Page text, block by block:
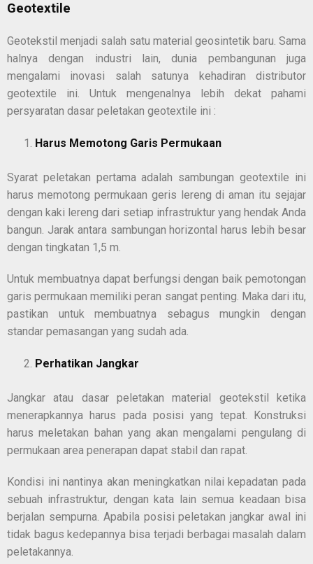
Geotextile
Geotekstil menjadi salah satu material geosintetik baru. Sama
halnya dengan industri lain, dunia pembangunan juga
mengalami inovasi salah satunya kehadiran distributor
geotextile ini. Untuk mengenalnya lebih dekat pahami
persyaratan dasar peletakan geotextile ini :
Harus Memotong Garis Permukaan
Syarat peletakan pertama adalah sambungan geotextile ini
harus memotong permukaan geris lereng di aman itu sejajar
dengan kaki lereng dari setiap infrastruktur yang hendak Anda
bangun. Jarak antara sambungan horizontal harus lebih besar
dengan tingkatan 1,5 m.
Untuk membuatnya dapat berfungsi dengan baik pemotongan
garis permukaan memiliki peran sangat penting. Maka dari itu,
pastikan untuk membuatnya sebagus mungkin dengan
standar pemasangan yang sudah ada.
Perhatikan Jangkar
Jangkar atau dasar peletakan material geotekstil ketika
menerapkannya harus pada posisi yang tepat. Konstruksi
harus meletakan bahan yang akan mengalami pengulang di
permukaan area penerapan dapat stabil dan rapat.
Kondisi ini nantinya akan meningkatkan nilai kepadatan pada
sebuah infrastruktur, dengan kata lain semua keadaan bisa
berjalan sempurna. Apabila posisi peletakan jangkar awal ini
tidak bagus kedepannya bisa terjadi berbagai masalah dalam
peletakannya.